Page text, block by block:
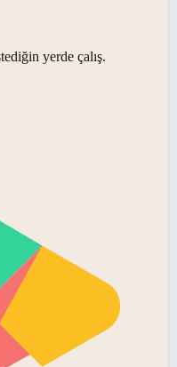
yerde çalış.